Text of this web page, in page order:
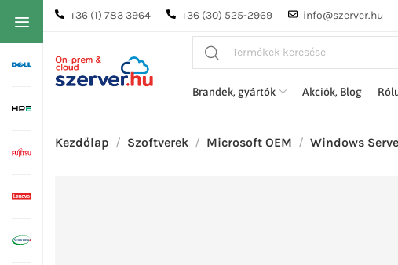
+36 (1) 783 3964 +36 (30) 525-2969 info@szerver.hu
Brandek, gyártók Akciók, Blog
Kezdőlap Szoftverek Microsoft OEM Windows